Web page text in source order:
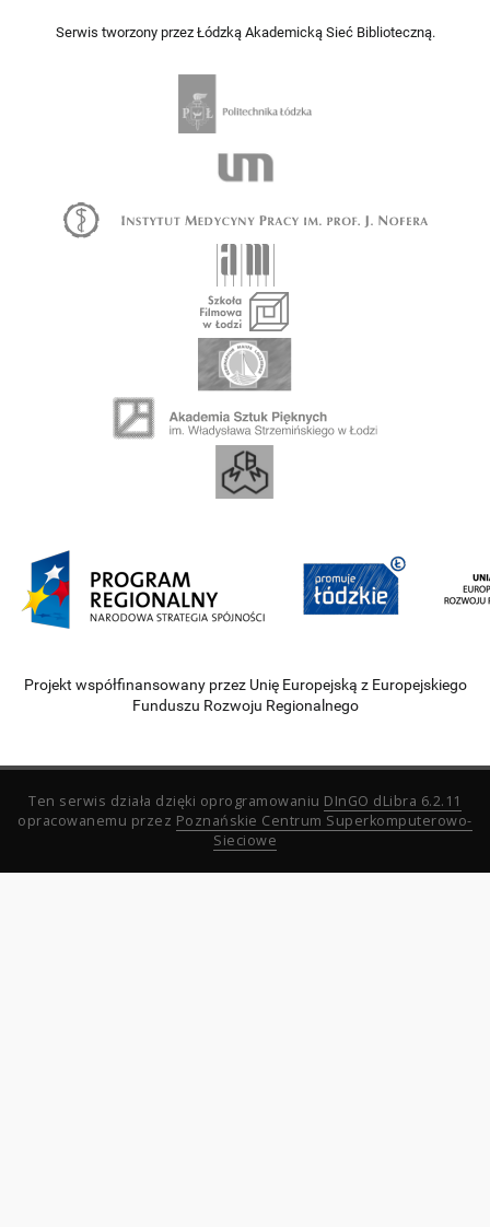
Serwis tworzony przez Łódzką Akademicką Sieć Biblioteczną.
Projekt współfinansowany przez Unię Europejską z Europejskiego
Funduszu Rozwoju Regionalnego
Ten serwis działa dzięki oprogramowaniu DInGO dLibra 6.2.11
opracowanemu przez Poznańskie Centrum Superkomputerowo-
Sieciowe